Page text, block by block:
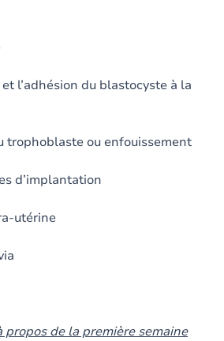
l’adhésion du blastocyste à la
trophoblaste ou enfouissement
d’implantation
utérine
propos de la première semaine